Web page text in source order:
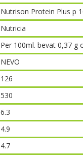
Nutrison Protein Plus p
Nutricia
Per 100ml. bevat 0,37 g
NEVO
126
530
6.3
4.9
4.7